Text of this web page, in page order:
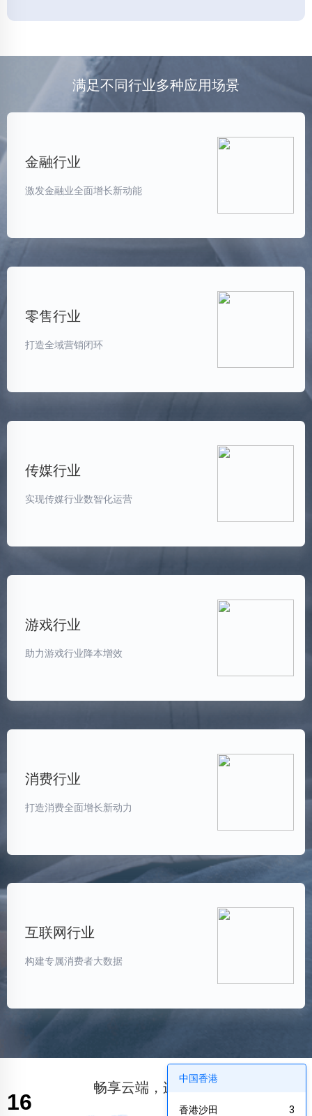
满足不同行业多种应用场景
金融行业
激发金融业全面增长新动能
零售行业
打造全域营销闭环
传媒行业
实现传媒行业数智化运营
游戏行业
助力游戏行业降本增效
消费行业
打造消费全面增长新动力
互联网行业
构建专属消费者大数据
畅享云端，连接未来
中国香港
3
香港沙田
16